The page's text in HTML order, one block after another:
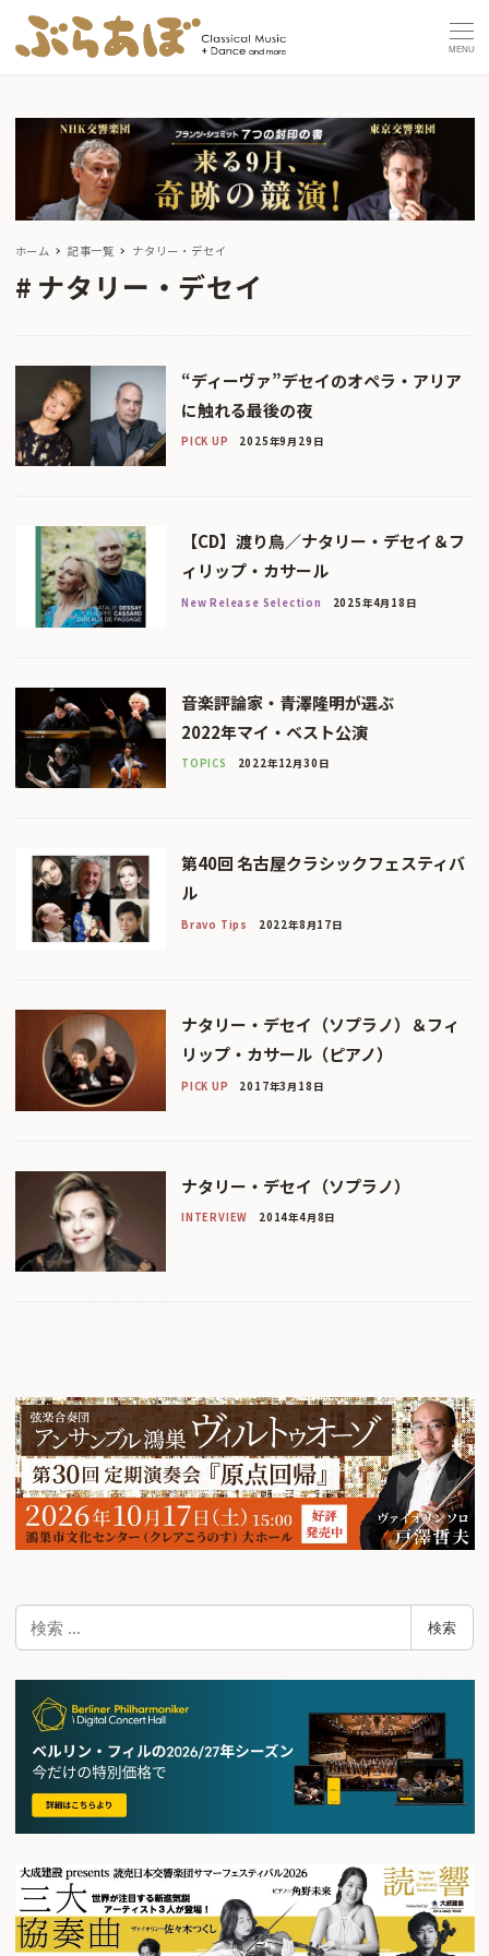
MENU
ホーム 記事一覧 ナタリー・デセイ
ナタリー・デセイ
“ディーヴァ”デセイのオペラ・アリア
に触れる最後の夜
PICK UP 2025年9月29日
【CD】渡り鳥／ナタリー・デセイ＆フ
ィリップ・カサール
New Release Selection 2025年4月18日
音楽評論家・青澤隆明が選ぶ
2022年マイ・ベスト公演
TOPICS 2022年12月30日
第40回 名古屋クラシックフェスティバ
ル
Bravo Tips 2022年8月17日
ナタリー・デセイ（ソプラノ）＆フィ
リップ・カサール（ピアノ）
PICK UP 2017年3月18日
ナタリー・デセイ（ソプラノ）
INTERVIEW 2014年4月8日
検
索
検索